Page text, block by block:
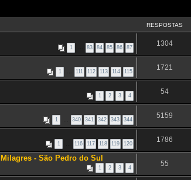
RESPOSTAS
1 83 84 85 86 87 1304
1 111 112 113 114 115 1721
1 2 3 4 54
1 340 341 342 343 344 5159
1 116 117 118 119 120 1786
- São Pedro do Sul
1 2 3 4 55